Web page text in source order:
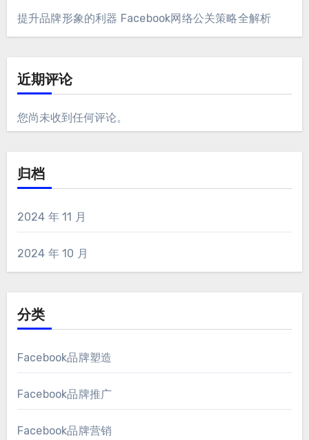
提升品牌形象的利器 Facebook网络公关策略全解析
近期评论
您尚未收到任何评论。
归档
2024 年 11 月
2024 年 10 月
分类
Facebook品牌塑造
Facebook品牌推广
Facebook品牌营销